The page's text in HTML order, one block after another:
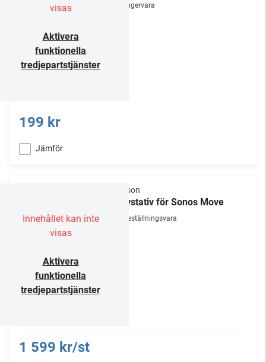
visas
Aktivera
funktionella
tredjepartstjänster
Lagervara
199 kr
Jämför
Innehållet kan inte
visas
Aktivera
funktionella
tredjepartstjänster
Flexson
Golvstativ för Sonos Move
Beställningsvara
1 599 kr/st